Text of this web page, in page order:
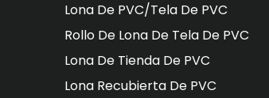
Lona De PVC/tela De PVC
Rollo De Lona De Tela De PVC
Lona De Tienda De PVC
Lona Recubierta De PVC